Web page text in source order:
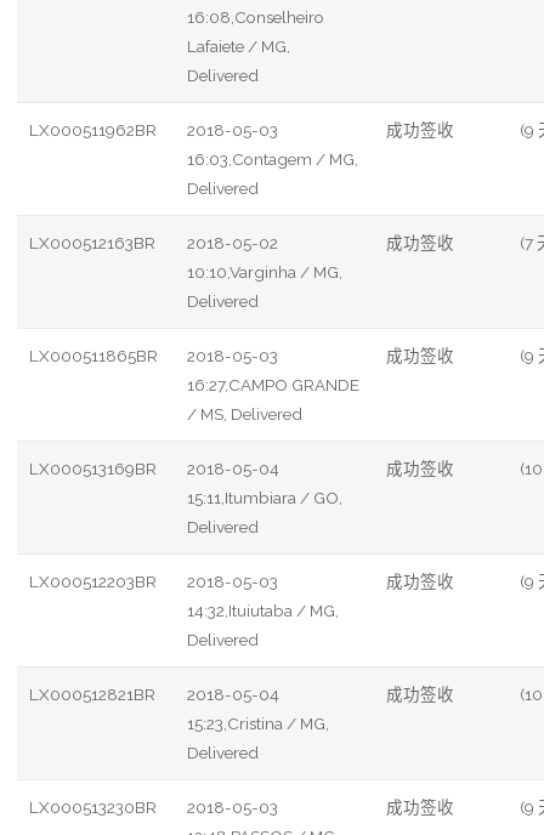
16:08,Conselheiro
Lafaiete / MG,
Delivered
LX000511962BR
2018-05-03
16:03,Contagem / MG,
Delivered
成功签收 (9
LX000512163BR
2018-05-02
10:10,Varginha / MG,
Delivered
成功签收 (7
LX000511865BR
2018-05-03
16:27,CAMPO GRANDE
/ MS, Delivered
成功签收 (9
LX000513169BR
2018-05-04
15:11,Itumbiara / GO,
Delivered
成功签收
LX000512203BR
2018-05-03
14:32,Ituiutaba / MG,
Delivered
成功签收 (9
LX000512821BR
2018-05-04
15:23,Cristina / MG,
Delivered
成功签收
LX000513230BR
2018-05-03
成功签收 (9